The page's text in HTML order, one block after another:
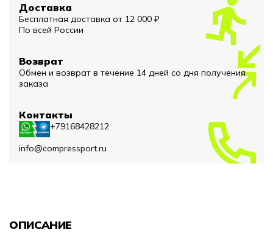
Доставка
Бесплатная доставка от 12 000 ₽
По всей России
Возврат
Обмен и возврат в течение 14 дней со дня получения
заказа
Контакты
+79168428212
info@compressport.ru
ОПИСАНИЕ